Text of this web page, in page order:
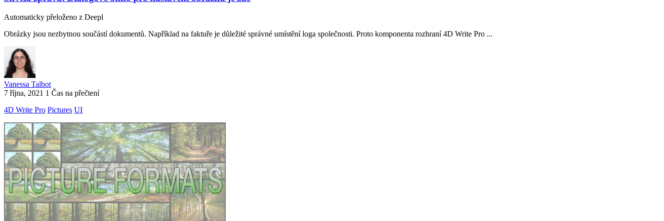
Automaticky přeloženo z Deepl
Obrázky jsou nezbytnou součástí dokumentů. Například na faktuře je důležité správné umístění loga společnosti. Proto komponenta rozhraní 4D Write Pro ...
Vanessa Talbot
7 října, 2021 1 Čas na přečtení
4D Write Pro Pictures UI